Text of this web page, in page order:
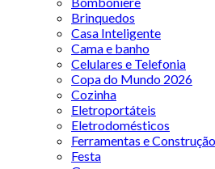
Brinquedos
Casa Inteligente
Cama e banho
Celulares e Telefonia
Copa do Mundo 2026
Cozinha
Eletroportáteis
Eletrodomésticos
Ferramentas e Construção
Festa